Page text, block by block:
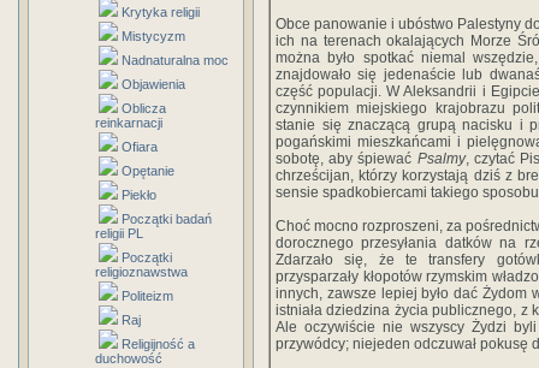
Krytyka religii
Mistycyzm
Nadnaturalna moc
Objawienia
Oblicza
reinkarnacji
Ofiara
Opętanie
Piekło
Początki badań
religii PL
Początki
religioznawstwa
Politeizm
Raj
Religijność a
duchowość
Obce panowanie i ubóstwo Palestyny
ich na terenach okalających Morze
można było spotkać niemal
znajdowało się jedenaście lub
część populacji. W Aleksandrii i
czynnikiem miejskiego krajobrazu
stanie się znaczącą grupą nacisku i
pogańskimi mieszkańcami i
sobotę, aby śpiewać Psalmy, czytać
chrześcijan, którzy korzystają dziś z
sensie spadkobiercami takiego
Choć mocno rozproszeni, za
dorocznego przesyłania datków na
Zdarzało się, że te transfery
przysparzały kłopotów rzymskim
innych, zawsze lepiej było dać Żydom
istniała dziedzina życia publicznego, z
Ale oczywiście nie wszyscy Żydzi
przywódcy; niejeden odczuwał pokusę